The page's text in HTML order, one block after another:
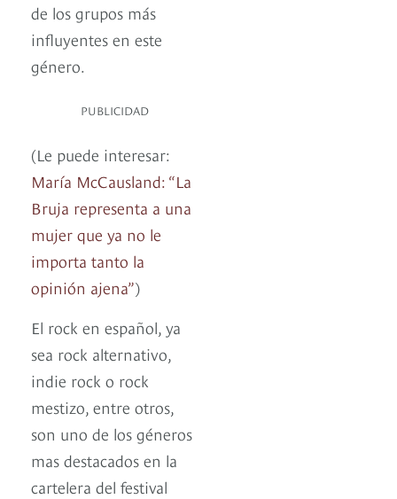
de los grupos más
influyentes en este
género.
PUBLICIDAD
(Le puede interesar:
María McCausland: “La
Bruja representa a una
mujer que ya no le
importa tanto la
opinión ajena”)
El rock en español, ya
sea rock alternativo,
indie rock o rock
mestizo, entre otros,
son uno de los géneros
mas destacados en la
cartelera del festival